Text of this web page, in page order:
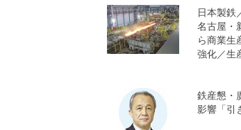
日本製鉄
名古屋・
ら商業生
強化／生
鉄産懇・
影響「引